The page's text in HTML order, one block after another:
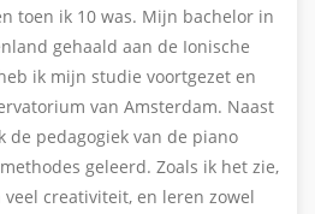
toen ik 10 was. Mijn bachelor in
gehaald aan de Ionische
ik mijn studie voortgezet en
van Amsterdam. Naast
de pedagogiek van de piano
geleerd. Zoals ik het zie,
creativiteit, en leren zowel